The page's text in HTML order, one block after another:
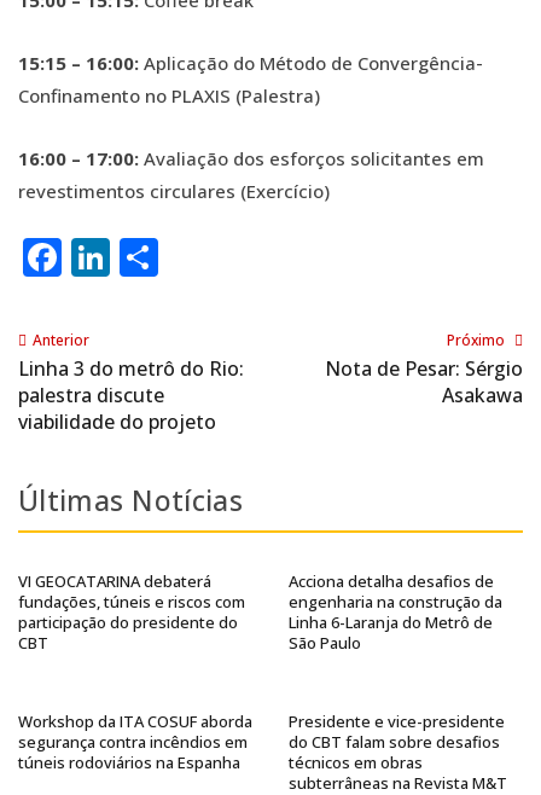
15:15 – 16:00: Aplicação do Método de Convergência-
Confinamento no PLAXIS (Palestra)
16:00 – 17:00: Avaliação dos esforços solicitantes em
revestimentos circulares (Exercício)
Facebook
LinkedIn
Anterior
Linha 3 do metrô do Rio:
palestra discute
viabilidade do projeto
Próximo
Nota de Pesar: Sérgio
Asakawa
Últimas Notícias
VI GEOCATARINA debaterá
fundações, túneis e riscos com
participação do presidente do
CBT
Acciona detalha desafios de
engenharia na construção da
Linha 6-Laranja do Metrô de
São Paulo
Workshop da ITA COSUF aborda
segurança contra incêndios em
túneis rodoviários na Espanha
Presidente e vice-presidente
do CBT falam sobre desafios
técnicos em obras
subterrâneas na Revista M&T